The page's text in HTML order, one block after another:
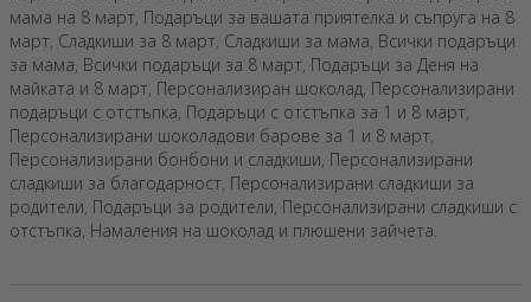
мама на 8 март, Подаръци за вашата приятелка и съпруга на 8
март, Сладкиши за 8 март, Сладкиши за мама, Всички подаръци
за мама, Всички подаръци за 8 март, Подаръци за Деня на
майката и 8 март, Персонализиран шоколад, Персонализирани
подаръци с отстъпка, Подаръци с отстъпка за 1 и 8 март,
Персонализирани шоколадови барове за 1 и 8 март,
Персонализирани бонбони и сладкиши, Персонализирани
сладкиши за благодарност, Персонализирани сладкиши за
родители, Подаръци за родители, Персонализирани сладкиши с
отстъпка, Намаления на шоколад и плюшени зайчета.